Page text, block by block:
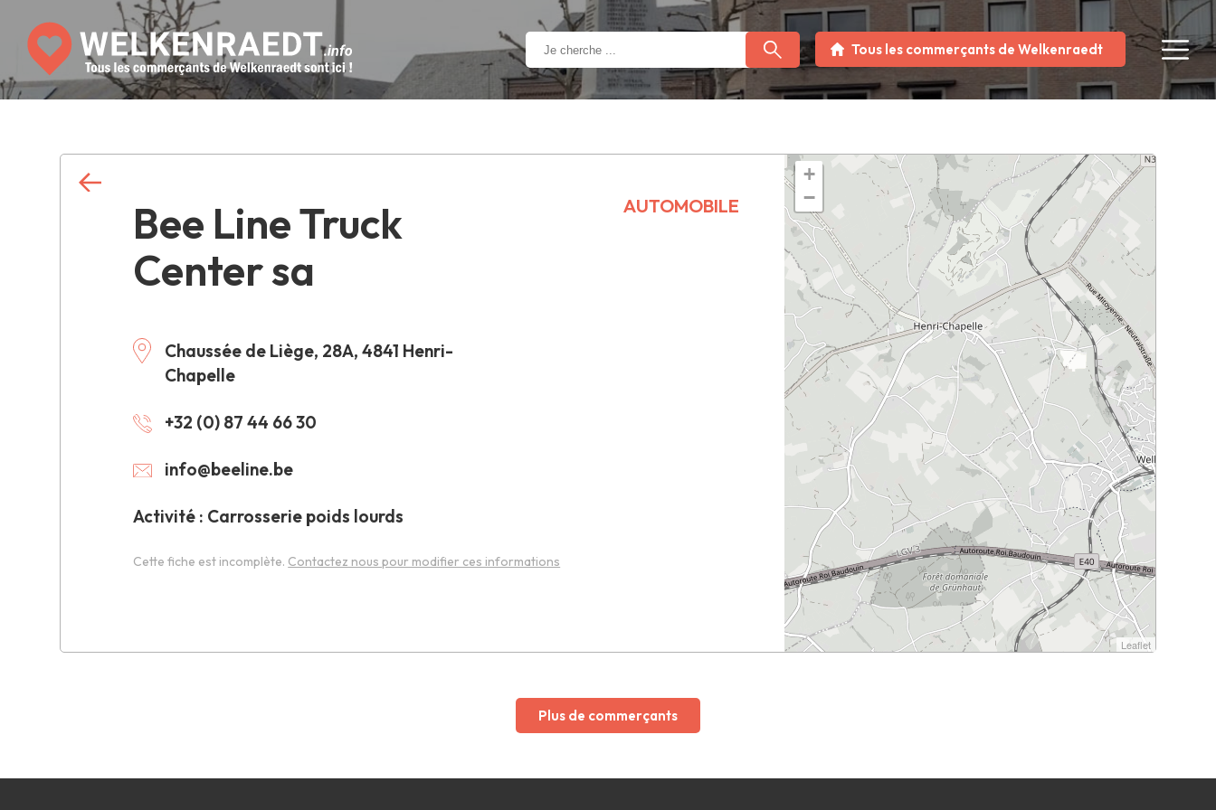
Tous les commerçants de Welkenraedt
Bee Line Truck
Center sa
Chaussée de Liège, 28A, 4841 Henri-
Chapelle
+32 (0) 87 44 66 30
info@beeline.be
Activité : Carrosserie poids lourds
AUTOMOBILE
Cette fiche est incomplète. Contactez nous pour modifier ces informations
+
−
Leaflet
Plus de commerçants